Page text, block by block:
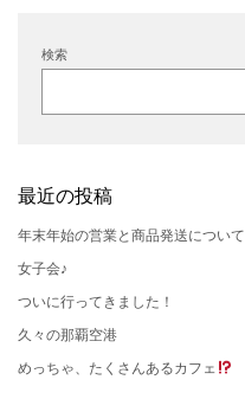
検索
最近の投稿
年末年始の営業と商品発送について
女子会♪
ついに行ってきました！
久々の那覇空港
めっちゃ、たくさんあるカフェ